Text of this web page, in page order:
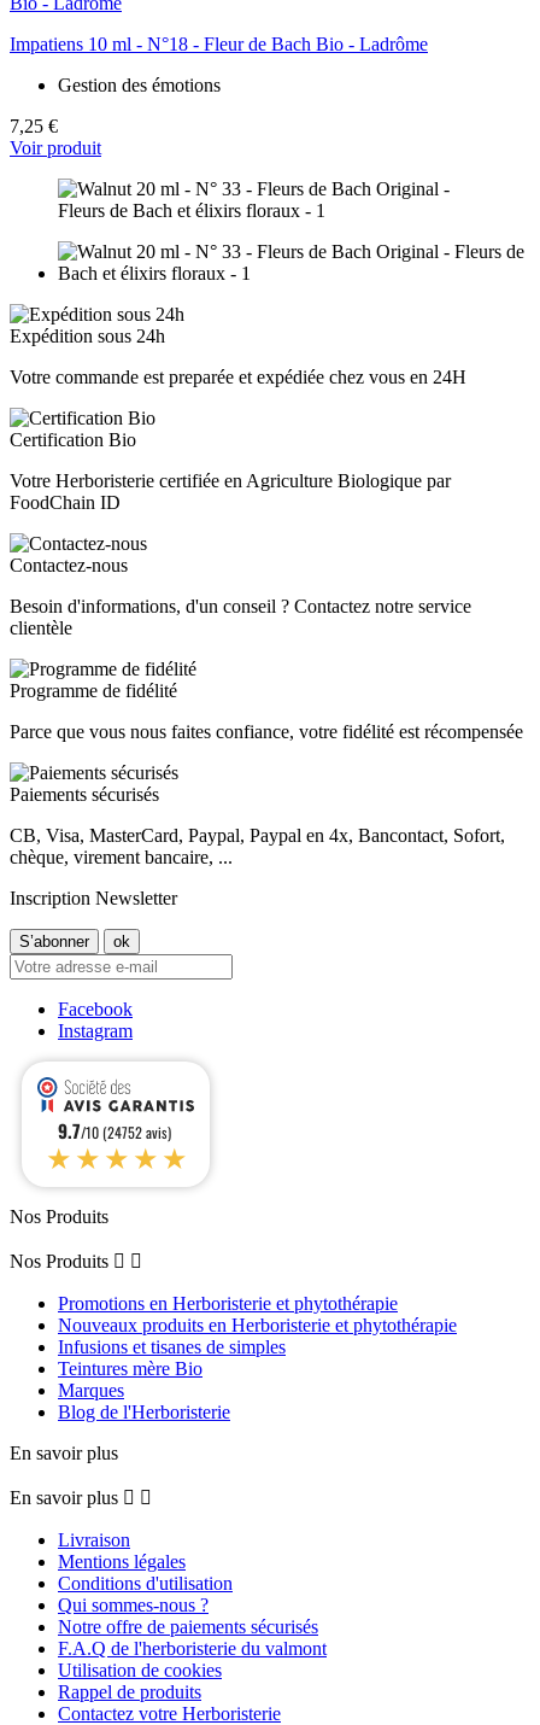
Impatiens 10 ml - N°18 - Fleur de Bach Bio - Ladrôme
Gestion des émotions
7,25 €
Voir produit
Expédition sous 24h
Votre commande est preparée et expédiée chez vous en 24H
Certification Bio
Votre Herboristerie certifiée en Agriculture Biologique par
FoodChain ID
Contactez-nous
Besoin d'informations, d'un conseil ? Contactez notre service
clientèle
Programme de fidélité
Parce que vous nous faites confiance, votre fidélité est récompensée
Paiements sécurisés
CB, Visa, MasterCard, Paypal, Paypal en 4x, Bancontact, Sofort,
chèque, virement bancaire, ...
Inscription Newsletter
Facebook
Instagram
9.7/10 (24752 avis)
★★★★★
Nos Produits
Nos Produits  
Promotions en Herboristerie et phytothérapie
Nouveaux produits en Herboristerie et phytothérapie
Infusions et tisanes de simples
Teintures mère Bio
Marques
Blog de l'Herboristerie
En savoir plus
En savoir plus  
Livraison
Mentions légales
Conditions d'utilisation
Qui sommes-nous ?
Notre offre de paiements sécurisés
F.A.Q de l'herboristerie du valmont
Utilisation de cookies
Rappel de produits
Contactez votre Herboristerie